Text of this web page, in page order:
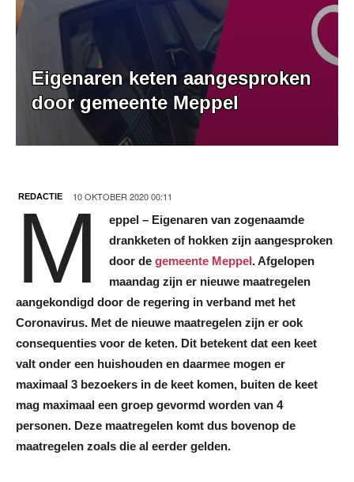
Eigenaren keten aangesproken
door gemeente Meppel
REDACTIE 10 OKTOBER 2020 00:11
M
eppel – Eigenaren van zogenaamde
drankketen of hokken zijn aangesproken
door de gemeente Meppel. Afgelopen
maandag zijn er nieuwe maatregelen
aangekondigd door de regering in verband met het
Coronavirus. Met de nieuwe maatregelen zijn er ook
consequenties voor de keten. Dit betekent dat een keet
valt onder een huishouden en daarmee mogen er
maximaal 3 bezoekers in de keet komen, buiten de keet
mag maximaal een groep gevormd worden van 4
personen. Deze maatregelen komt dus bovenop de
maatregelen zoals die al eerder gelden.